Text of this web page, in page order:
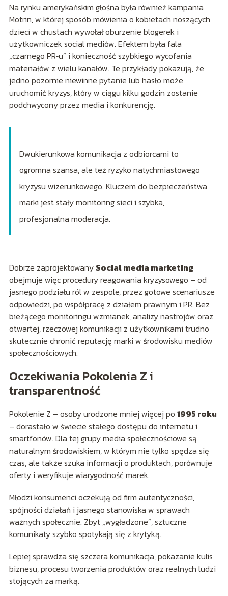
Na rynku amerykańskim głośna była również kampania
Motrin, w której sposób mówienia o kobietach noszących
dzieci w chustach wywołał oburzenie blogerek i
użytkowniczek social mediów. Efektem była fala
„czarnego PR‑u” i konieczność szybkiego wycofania
materiałów z wielu kanałów. Te przykłady pokazują, że
jedno pozornie niewinne pytanie lub hasło może
uruchomić kryzys, który w ciągu kilku godzin zostanie
podchwycony przez media i konkurencję.
Dwukierunkowa komunikacja z odbiorcami to
ogromna szansa, ale też ryzyko natychmiastowego
kryzysu wizerunkowego. Kluczem do bezpieczeństwa
marki jest stały monitoring sieci i szybka,
profesjonalna moderacja.
Dobrze zaprojektowany Social media marketing
obejmuje więc procedury reagowania kryzysowego – od
jasnego podziału ról w zespole, przez gotowe scenariusze
odpowiedzi, po współpracę z działem prawnym i PR. Bez
bieżącego monitoringu wzmianek, analizy nastrojów oraz
otwartej, rzeczowej komunikacji z użytkownikami trudno
skutecznie chronić reputację marki w środowisku mediów
społecznościowych.
Oczekiwania Pokolenia Z i
transparentność
Pokolenie Z – osoby urodzone mniej więcej po 1995 roku
– dorastało w świecie stałego dostępu do internetu i
smartfonów. Dla tej grupy media społecznościowe są
naturalnym środowiskiem, w którym nie tylko spędza się
czas, ale także szuka informacji o produktach, porównuje
oferty i weryfikuje wiarygodność marek.
Młodzi konsumenci oczekują od firm autentyczności,
spójności działań i jasnego stanowiska w sprawach
ważnych społecznie. Zbyt „wygładzone”, sztuczne
komunikaty szybko spotykają się z krytyką.
Lepiej sprawdza się szczera komunikacja, pokazanie kulis
biznesu, procesu tworzenia produktów oraz realnych ludzi
stojących za marką.